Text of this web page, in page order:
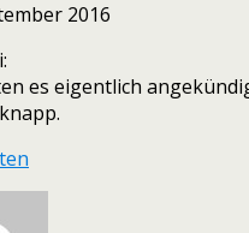
2016
es eigentlich